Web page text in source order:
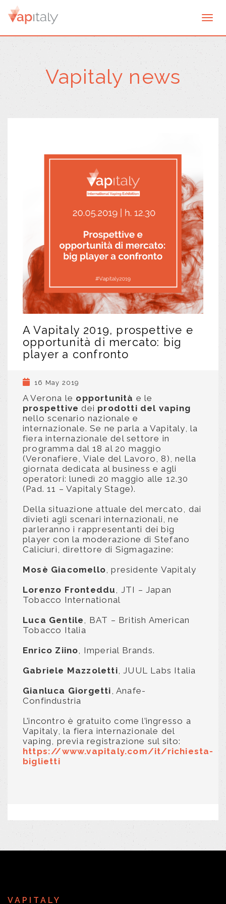
Vapitaly news
A Vapitaly 2019, prospettive e
opportunità di mercato: big
player a confronto
16 May 2019
A Verona le opportunità e le
prospettive dei prodotti del vaping
nello scenario nazionale e
internazionale. Se ne parla a Vapitaly, la
fiera internazionale del settore in
programma dal 18 al 20 maggio
(Veronafiere, Viale del Lavoro, 8), nella
giornata dedicata al business e agli
operatori: lunedì 20 maggio alle 12.30
(Pad. 11 – Vapitaly Stage).
Della situazione attuale del mercato, dai
divieti agli scenari internazionali, ne
parleranno i rappresentanti dei big
player con la moderazione di Stefano
Caliciuri, direttore di Sigmagazine:
Mosè Giacomello, presidente Vapitaly
Lorenzo Fronteddu, JTI – Japan
Tobacco International
Luca Gentile, BAT – British American
Tobacco Italia
Enrico Ziino, Imperial Brands.
Gabriele Mazzoletti, JUUL Labs Italia
Gianluca Giorgetti, Anafe-
Confindustria
L’incontro è gratuito come l’ingresso a
Vapitaly, la fiera internazionale del
vaping, previa registrazione sul sito:
https://www.vapitaly.com/it/richiesta-
biglietti
VAPITALY